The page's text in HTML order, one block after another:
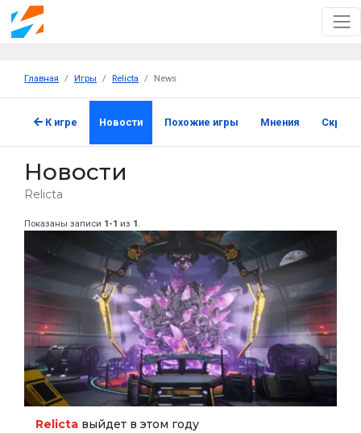
Главная Игры Relicta News
К игре Новости Похожие игры Мнения
Новости
Relicta
Показаны записи 1-1 из 1.
Relicta выйдет в этом году